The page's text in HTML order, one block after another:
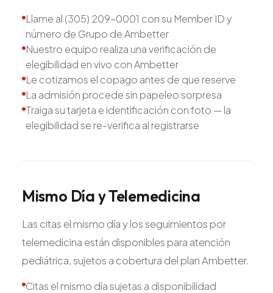
Llame al (305) 209-0001 con su Member ID y
número de Grupo de Ambetter
Nuestro equipo realiza una verificación de
elegibilidad en vivo con Ambetter
Le cotizamos el copago antes de que reserve
La admisión procede sin papeleo sorpresa
Traiga su tarjeta e identificación con foto — la
elegibilidad se re-verifica al registrarse
Mismo DíayTelemedicina
Las citas el mismo día y los seguimientos por
telemedicina están disponibles para atención
pediátrica, sujetos a cobertura del plan Ambetter.
Citas el mismo día sujetas a disponibilidad